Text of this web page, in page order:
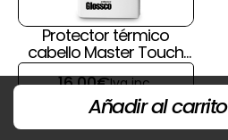
Protector térmico
cabello Master Touch
de Glossco
16,00€Iva inc.
Añadir al carrito